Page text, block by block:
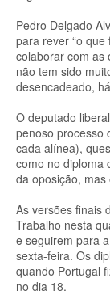
Pedro Delgado
para rever “o
colaborar com
não tem sido
desencadeado,
O deputado
penoso processo
cada alínea),
como no diploma
da oposição,
As versões finais
Trabalho nesta
e seguirem para
sexta-feira. Os
quando Portugal
no dia 18.